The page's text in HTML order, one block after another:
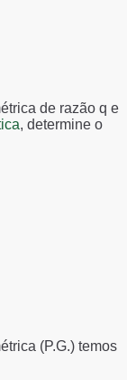
de razão q e
, determine o
(P.G.) temos